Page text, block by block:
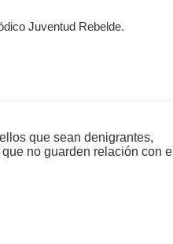
Juventud Rebelde.
que sean denigrantes,
no guarden relación con el